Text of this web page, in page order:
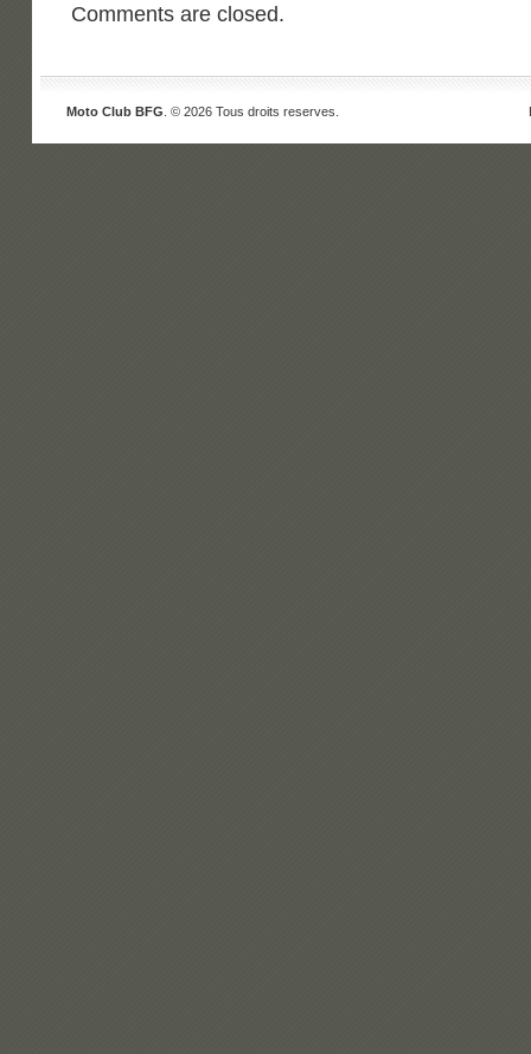
Comments are closed.
Moto Club BFG. © 2026 Tous droits reserves.